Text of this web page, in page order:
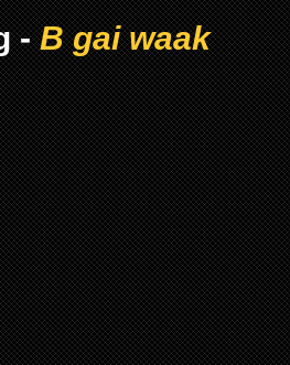
-B gai waak